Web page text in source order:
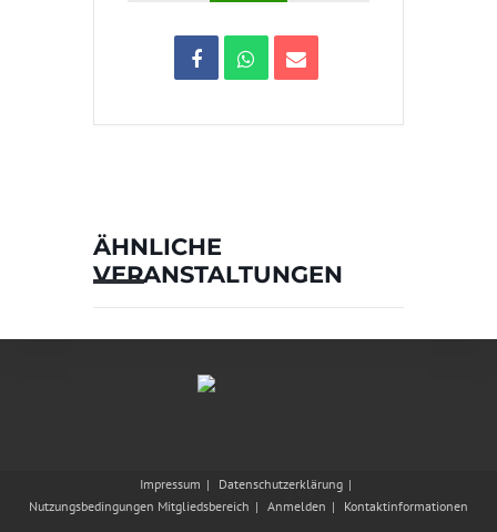
ÄHNLICHE
VERANSTALTUNGEN
Impressum
Datenschutzerklärung
Nutzungsbedingungen Mitgliedsbereich
Anmelden Kontaktinformationen